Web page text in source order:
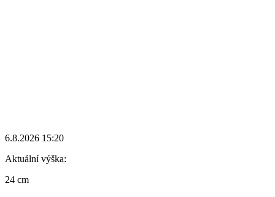
6.8.2026 15:20
Aktuální výška:
24 cm